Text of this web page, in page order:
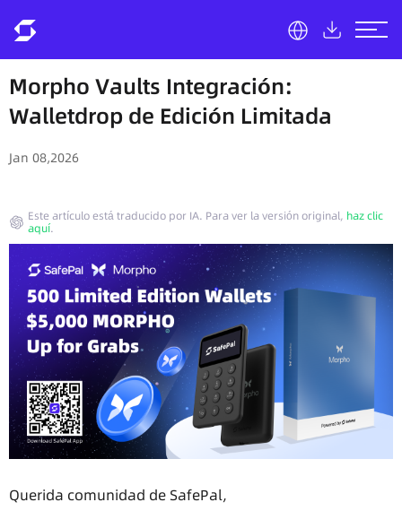
Morpho Vaults Integración:
Walletdrop de Edición Limitada
Jan 08,2026
Este artículo está traducido por IA. Para ver la versión original, haz clic
aquí.
Querida comunidad de SafePal,